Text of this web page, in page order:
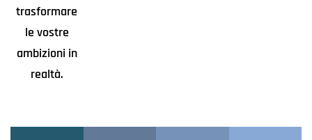
trasformare
le vostre
ambizioni in
realtà.